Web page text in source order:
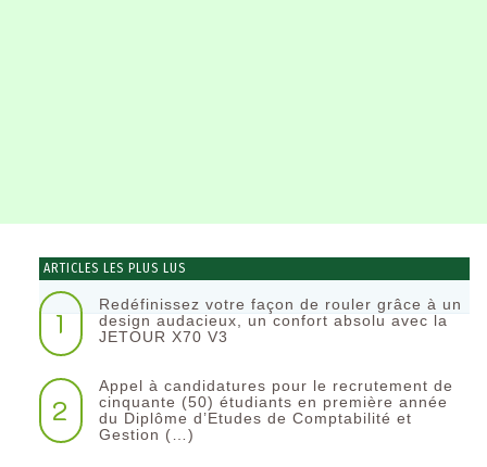
ARTICLES LES PLUS LUS
1
Redéfinissez votre façon de rouler grâce à un
design audacieux, un confort absolu avec la
JETOUR X70 V3
2
Appel à candidatures pour le recrutement de
cinquante (50) étudiants en première année
du Diplôme d’Etudes de Comptabilité et
Gestion (…)